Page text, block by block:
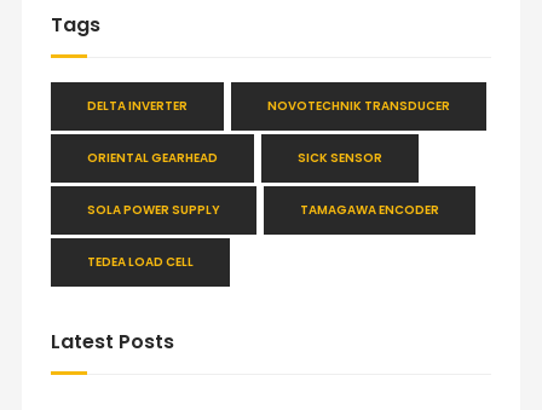
Tags
DELTA INVERTER NOVOTECHNIK TRANSDUCER
ORIENTAL GEARHEAD SICK SENSOR
SOLA POWER SUPPLY TAMAGAWA ENCODER
TEDEA LOAD CELL
Latest Posts